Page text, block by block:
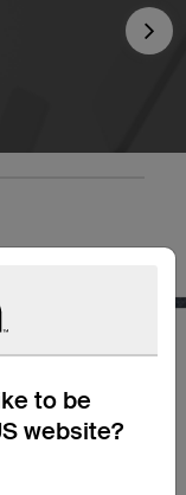
to be
website?
Next